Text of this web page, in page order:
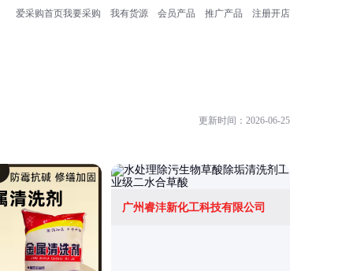
爱采购首页我要采购 我有货源 会员产品 推广产品 注册开店
更新时间：2026-06-25
广州睿沣新化工科技有限公司